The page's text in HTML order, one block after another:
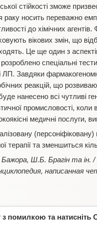
стійкості зможе
раку носить переважно
до хімічних
вікових змін, що
Це ще один з
спеціальні
ЛП. Завдяки
реакцій, що
нанесено всі чутливі
промисловості, коли
медичні послуги,
та зменшиться
Бажора, Ш.Б. Брагін та
написанная
помилкою та